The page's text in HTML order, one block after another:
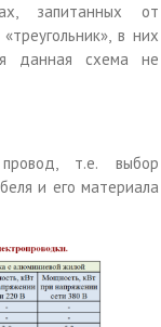
запитанных от
в них
данная схема не
т.е. выбор
и его материала